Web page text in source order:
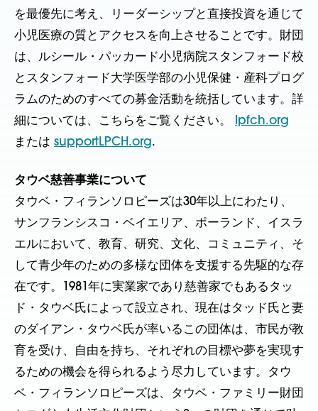
を最優先に考え、リーダーシップと直接投資を通じて
小児医療の質とアクセスを向上させることです。財団
は、ルシール・パッカード小児病院スタンフォード校
とスタンフォード大学医学部の小児保健・産科プログ
ラムのためのすべての募金活動を統括しています。詳
細については、こちらをご覧ください。
lpfch.org
または supportLPCH.org.
タウベ慈善事業について
タウベ・フィランソロピーズは30年以上にわたり、
サンフランシスコ・ベイエリア、ポーランド、イスラ
エルにおいて、教育、研究、文化、コミュニティ、そ
して青少年のための多様な団体を支援する先駆的な存
在です。1981年に実業家であり慈善家でもあるタッ
ド・タウベ氏によって設立され、現在はタッド氏と妻
のダイアン・タウベ氏が率いるこの団体は、市民が教
育を受け、自由を持ち、それぞれの目標や夢を実現す
るための機会を得られるよう尽力しています。タウ
ベ・フィランソロピーズは、タウベ・ファミリー財団